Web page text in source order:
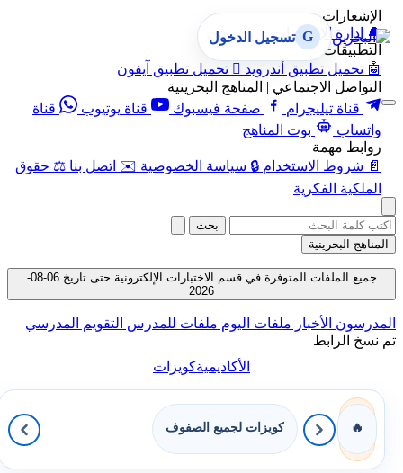
الإشعارات
🔔
إدارة الإشعارات
التطبيقات
🤖 تحميل تطبيق أندرويد  تحميل تطبيق آيفون
التواصل الاجتماعي | المناهج البحرينية
قناة تيليجرام
صفحة فيسبوك قناة يوتيوب
قناة
واتساب
بوت المناهج
روابط مهمة
📄 شروط الاستخدام 🔒 سياسة الخصوصية ✉️ اتصل بنا ⚖️ حقوق
الملكية الفكرية
G تسجيل الدخول
بحث
المناهج البحرينية
جميع الملفات المتوفرة في قسم الاختبارات الإلكترونية حتى تاريخ 06-08-
2026
المدرسون الأخبار ملفات اليوم ملفات للمدرس التقويم المدرسي
تم نسخ الرابط
الأكاديميةكويزات
🔥 كويزات لجميع الصفوف